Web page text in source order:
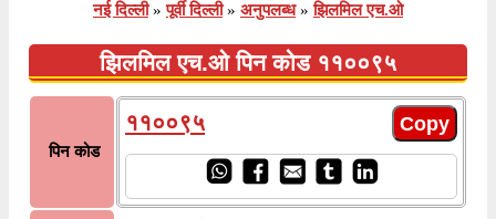
नई दिल्ली » पूर्वी दिल्ली » अनुपलब्ध » झिलमिल एच.ओ
झिलमिल एच.ओ पिन कोड ११००९५
पिन कोड
११००९५